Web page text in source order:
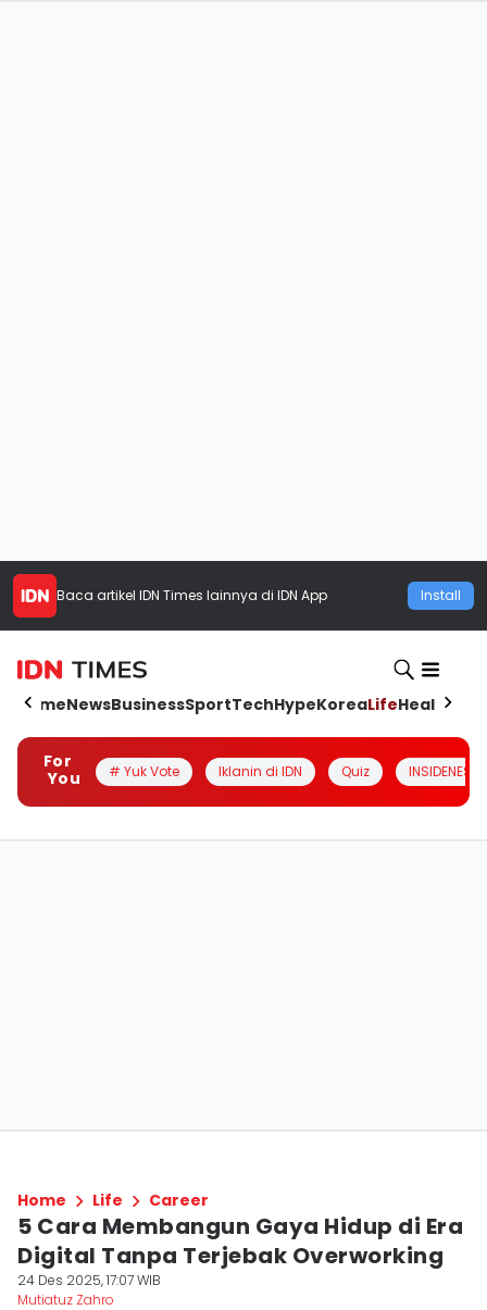
Baca artikel IDN Times lainnya di IDN App Install
HomeNewsBusinessSportTechHypeKoreaLifeHealth
For
You
# Yuk Vote Iklanin di IDN Quiz INSIDENESIA
Home Life Career
5 Cara Membangun Gaya Hidup di Era
Digital Tanpa Terjebak Overworking
24 Des 2025, 17:07 WIB
Mutiatuz Zahro